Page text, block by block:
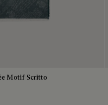
Motif Scritto